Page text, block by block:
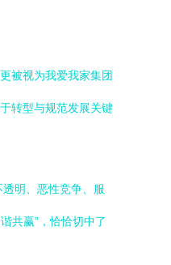
被视为我爱我家集团
转型与规范发展关键
明、恶性竞争、服
共赢”，恰恰切中了